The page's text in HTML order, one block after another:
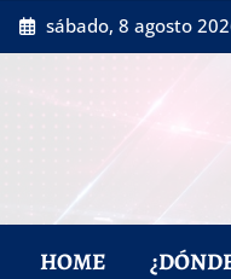
Saltar
al
sábado, 8 agosto
HOME